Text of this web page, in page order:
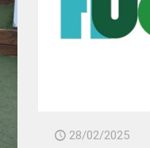
28/02/2025